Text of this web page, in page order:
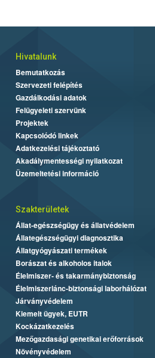
Hivatalunk
Bemutatkozás
Szervezeti felépítés
Gazdálkodási adatok
Felügyeleti szervünk
Projektek
Kapcsolódó linkek
Adatkezelési tájékoztató
Akadálymentességi nyilatkozat
Üzemeltetési információ
Szakterületek
Állat-egészségügy és állatvédelem
Állategészségügyi diagnosztika
Állatgyógyászati termékek
Borászat és alkoholos italok
Élelmiszer- és takarmánybiztonság
Élelmiszerlánc-biztonsági laborhálózat
Járványvédelem
Kiemelt ügyek, EUTR
Kockázatkezelés
Mezőgazdasági genetikai erőforrások
Növényvédelem